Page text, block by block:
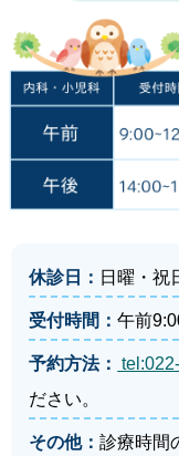
休診日： 日曜・祝
受付時間：午前
予約方法：
ださい。
その他：診療時間